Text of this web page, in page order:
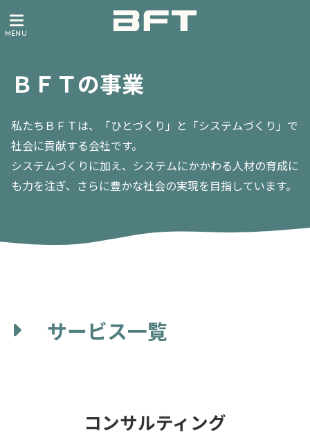
ＢＦＴの事業
私たちＢＦＴは、「ひとづくり」と「システムづくり」で
社会に貢献する会社です。
システムづくりに加え、システムにかかわる人材の育成に
も力を注ぎ、さらに豊かな社会の実現を目指しています。
サービス一覧
コンサルティング